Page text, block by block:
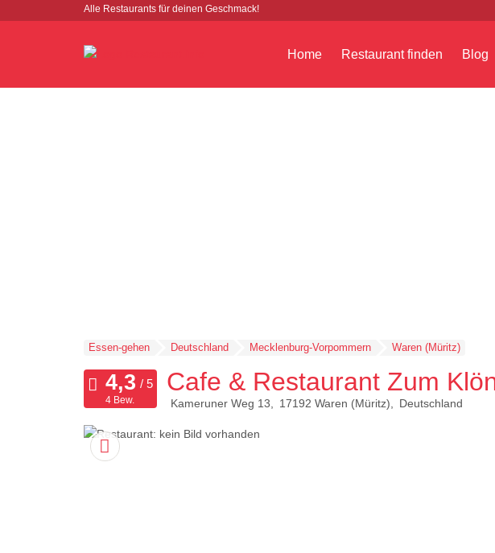
Alle Restaurants für deinen Geschmack!
Home Restaurant finden Blog
Essen-gehen Deutschland Mecklenburg-Vorpommern Waren (Müritz)
Cafe & Restaurant Zum
Kameruner Weg 13 17192 Waren (Müritz) Deutschland
4 Bew.